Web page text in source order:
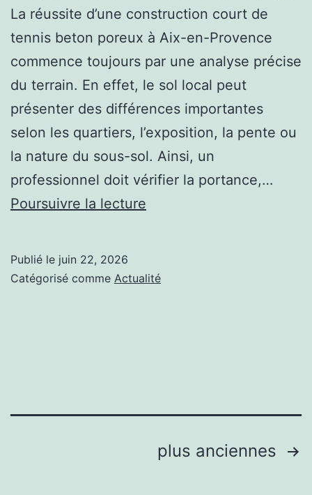
La réussite d’une construction court de
tennis beton poreux à Aix-en-Provence
commence toujours par une analyse précise
du terrain. En effet, le sol local peut
présenter des différences importantes
selon les quartiers, l’exposition, la pente ou
la nature du sous-sol. Ainsi, un
professionnel doit vérifier la portance,…
Poursuivre la lecture
étapes
tennis
beton
poreux
Publié le juin 22, 2026
Catégorisé comme Actualité
plus anciennes